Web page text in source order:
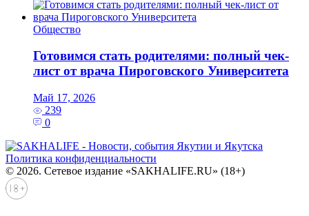
Общество
Готовимся стать родителями: полный чек-
лист от врача Пироговского Университета
Май 17, 2026
239
0
Политика конфиденциальности
© 2026. Сетевое издание «SAKHALIFE.RU» (18+)